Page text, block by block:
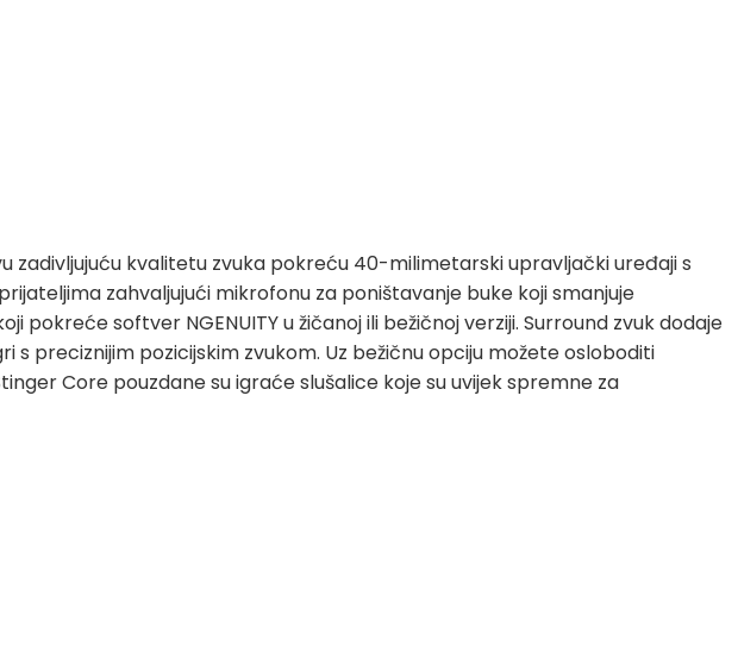
zadivljujuću kvalitetu zvuka pokreću 40-milimetarski upravljački uređaji s
zahvaljujući mikrofonu za poništavanje buke koji smanjuje
pokreće softver NGENUITY u žičanoj ili bežičnoj verziji. Surround zvuk dodaje
preciznijim pozicijskim zvukom. Uz bežičnu opciju možete osloboditi
Core pouzdane su igraće slušalice koje su uvijek spremne za